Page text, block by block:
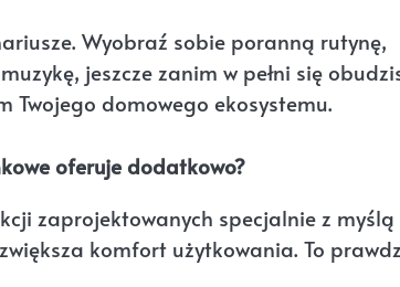
Wyobraź sobie poranną rutynę,
jeszcze zanim w pełni się
Twojego domowego ekosystemu.
oferuje dodatkowo?
zaprojektowanych specjalnie z myślą
komfort użytkowania. To